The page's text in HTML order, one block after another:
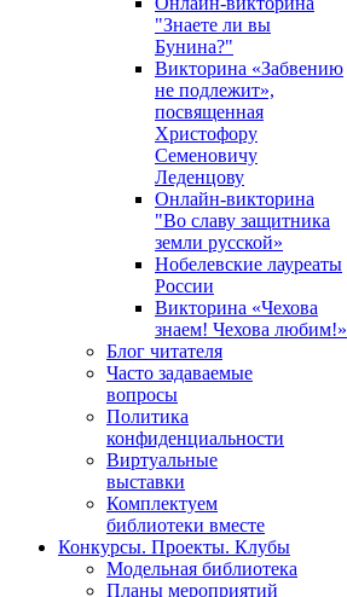
"Знаете ли вы
Бунина?"
Викторина «Забвению
не подлежит»,
посвященная
Христофору
Семеновичу
Леденцову
Онлайн-викторина
"Во славу защитника
земли русской»
Нобелевские лауреаты
России
Викторина «Чехова
знаем! Чехова любим!»
Блог читателя
Часто задаваемые
вопросы
Политика
конфиденциальности
Виртуальные
выставки
Комплектуем
библиотеки вместе
Конкурсы. Проекты. Клубы
Модельная библиотека
Планы мероприятий